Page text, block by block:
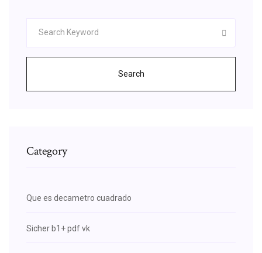
Search
Category
Que es decametro cuadrado
Sicher b1+ pdf vk